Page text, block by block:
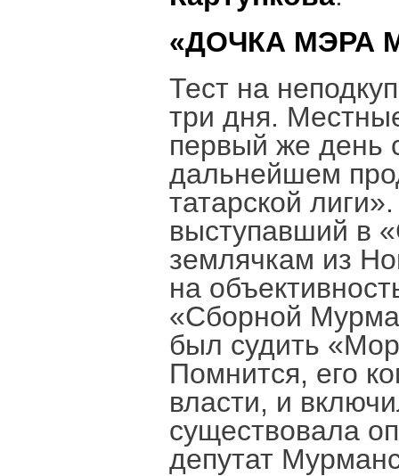
«ДОЧКА МЭРА
Тест на
три дня.
первый же день
дальнейшем
татарской
выступавший в
землячкам из
на
«Сборной
был судить
Помнится, его
власти, и
существовала
депутат